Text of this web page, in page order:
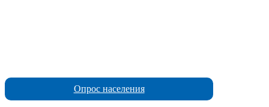
Опрос населения